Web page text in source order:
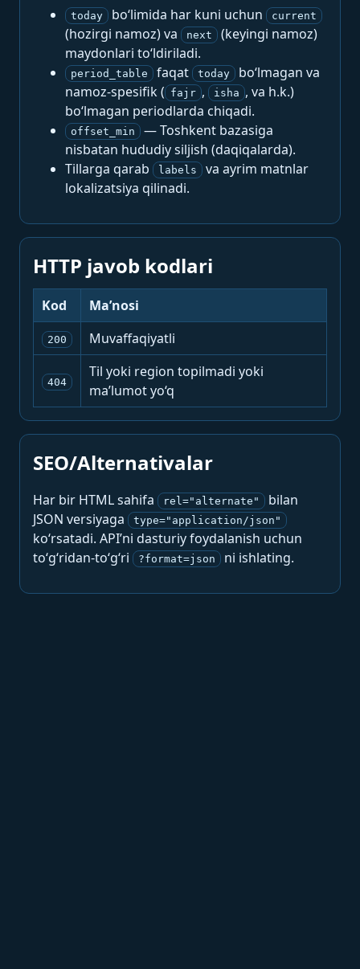
today bo‘limida har kuni uchun current
(hozirgi namoz) va next
(keyingi namoz)
maydonlari to‘ldiriladi.
period_table faqat today
bo‘lmagan va
namoz-spesifik ( fajr , isha , va h.k.)
bo‘lmagan periodlarda chiqadi.
offset_min
— Toshkent bazasiga
nisbatan hududiy siljish (daqiqalarda).
Tillarga qarab
labels
va ayrim matnlar
lokalizatsiya qilinadi.
HTTP javob kodlari
Kod Ma’nosi
200 Muvaffaqiyatli
404
Til yoki region topilmadi yoki
ma’lumot yo‘q
SEO/Alternativalar
Har bir HTML sahifa rel="alternate"
bilan
JSON versiyaga
type="application/json"
ko‘rsatadi. API’ni dasturiy foydalanish uchun
to‘g‘ridan-to‘g‘ri
?format=json ni ishlating.